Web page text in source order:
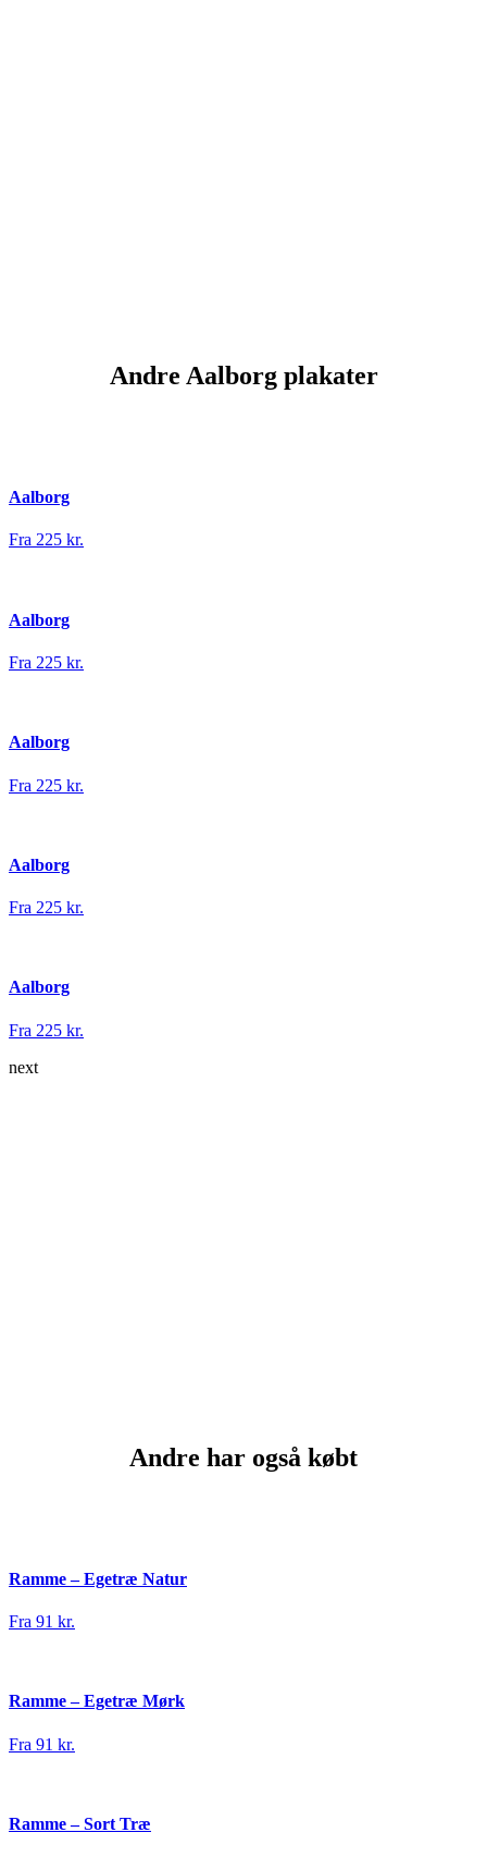
Andre Aalborg plakater
Aalborg
Fra 225 kr.
Aalborg
Fra 225 kr.
Aalborg
Fra 225 kr.
Aalborg
Fra 225 kr.
Aalborg
Fra 225 kr.
next
Andre har også købt
Ramme – Egetræ Natur
Fra 91 kr.
Ramme – Egetræ Mørk
Fra 91 kr.
Ramme – Sort Træ